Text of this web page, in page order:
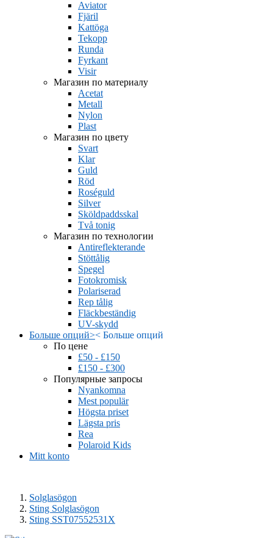
Aviator
Fjäril
Kattöga
Tekopp
Runda
Fyrkant
Visir
Магазин по материалу
Acetat
Metall
Nylon
Plast
Магазин по цвету
Svart
Klar
Guld
Röd
Roséguld
Silver
Sköldpaddsskal
Två tonig
Магазин по технологии
Antireflekterande
Stöttålig
Spegel
Fotokromisk
Polariserad
Rep tålig
Fläckbeständig
UV-skydd
Больше опций>< Больше опций
По цене
£50 - £150
£150 - £300
Популярные запросы
Nyankomna
Mest populär
Högsta priset
Lägsta pris
Rea
Polaroid Kids
Mitt konto
Solglasögon
Sting Solglasögon
Sting SST07552531X